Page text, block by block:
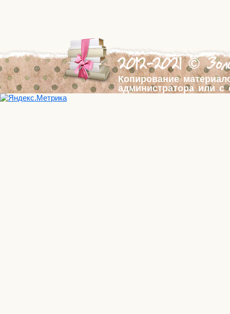
2012-2021 ©
Копирование
администратора или с